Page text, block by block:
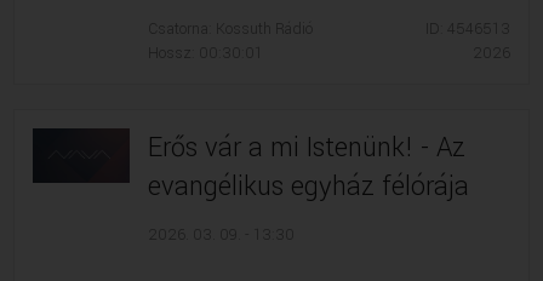
Csatorna: Kossuth Rádió
Hossz: 00:30:01
ID: 4546513
Erős vár a mi Istenünk! - Az
evangélikus egyház félórája